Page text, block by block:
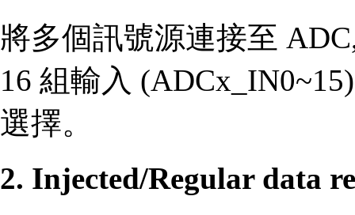
將多個訊號源連接至
16 組輸入
選擇。
2. Injected/Regular data